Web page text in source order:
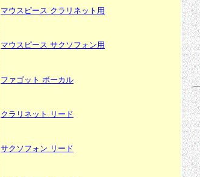
マウスピース クラリネット用
マウスピース サクソフォン用
ファゴット ボーカル
クラリネット リード
サクソフォン リード